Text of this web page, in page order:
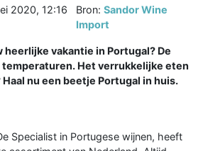
2020, 12:16
Bron:Sandor Wine
Import
heerlijke vakantie in Portugal? De
Het verrukkelijke eten
Haal nu een beetje Portugal in huis.
Specialist in Portugese wijnen, heeft